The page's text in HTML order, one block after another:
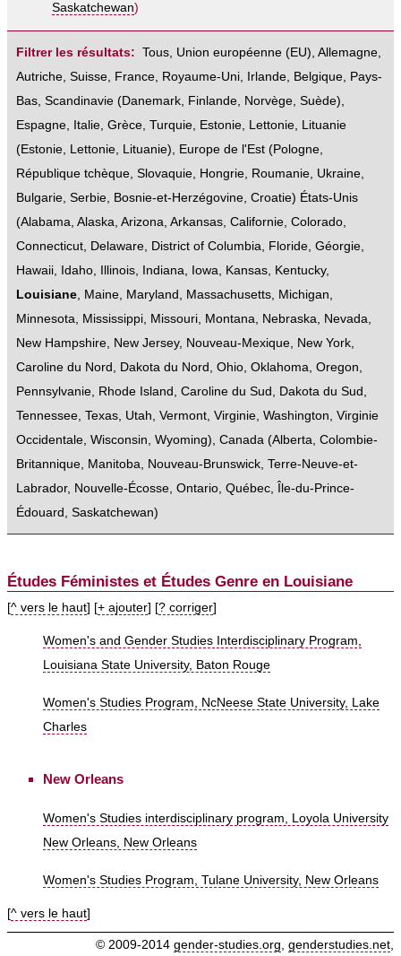
Saskatchewan)
Filtrer les résultats: Tous, Union européenne (EU), Allemagne,
Autriche, Suisse, France, Royaume-Uni, Irlande, Belgique, Pays-
Bas, Scandinavie (Danemark, Finlande, Norvège, Suède),
Espagne, Italie, Grèce, Turquie, Estonie, Lettonie, Lituanie
(Estonie, Lettonie, Lituanie), Europe de l'Est (Pologne,
République tchèque, Slovaquie, Hongrie, Roumanie, Ukraine,
Bulgarie, Serbie, Bosnie-et-Herzégovine, Croatie) États-Unis
(Alabama, Alaska, Arizona, Arkansas, Californie, Colorado,
Connecticut, Delaware, District of Columbia, Floride, Géorgie,
Hawaii, Idaho, Illinois, Indiana, Iowa, Kansas, Kentucky,
Louisiane, Maine, Maryland , Massachusetts, Michigan,
Minnesota, Mississippi, Missouri, Montana, Nebraska, Nevada,
New Hampshire, New Jersey, Nouveau-Mexique, New York,
Caroline du Nord , Dakota du Nord , Ohio, Oklahoma, Oregon,
Pennsylvanie, Rhode Island , Caroline du Sud , Dakota du Sud ,
Tennessee, Texas, Utah, Vermont, Virginie, Washington, Virginie
Occidentale, Wisconsin, Wyoming), Canada (Alberta, Colombie-
Britannique, Manitoba, Nouveau-Brunswick, Terre-Neuve-et-
Labrador, Nouvelle-Écosse, Ontario, Québec,
Île-du-Prince-
Édouard , Saskatchewan)
Études Féministes et Études Genre en Louisiane
[^ vers le haut] [+ ajouter] [? corriger]
Women's and Gender Studies Interdisciplinary Program,
Louisiana State University, Baton Rouge
Women's Studies Program, NcNeese State University, Lake
Charles
New Orleans
Women's Studies interdisciplinary program, Loyola University
New Orleans, New Orleans
Women's Studies Program, Tulane University, New Orleans
[^ vers le haut]
© 2009-2014 gender-studies.org, genderstudies.net,